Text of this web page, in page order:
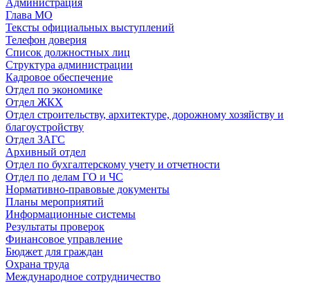
Глава МО
Тексты официальных выступлений
Телефон доверия
Список должностных лиц
Структура администрации
Кадровое обеспечение
Отдел по экономике
Отдел ЖКХ
Отдел строительству, архитектуре, дорожному хозяйству и
благоустройству
Отдел ЗАГС
Архивный отдел
Отдел по бухгалтерскому учету и отчетности
Отдел по делам ГО и ЧС
Нормативно-правовые документы
Планы мероприятий
Информационные системы
Результаты проверок
Финансовое управление
Бюджет для граждан
Охрана труда
Международное сотрудничество